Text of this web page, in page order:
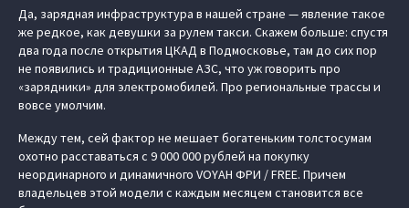
Да, зарядная инфраструктура в нашей стране — явление такое
же редкое, как девушки за рулем такси. Скажем больше: спустя
два года после открытия ЦКАД в Подмосковье, там до сих пор
не появились и традиционные АЗС, что уж говорить про
«зарядники» для электромобилей. Про региональные трассы и
вовсе умолчим.
Между тем, сей фактор не мешает богатеньким толстосумам
охотно расставаться с 9 000 000 рублей на покупку
неординарного и динамичного VOYAH ФРИ / FREE. Причем
владельцев этой модели с каждым месяцем становится все